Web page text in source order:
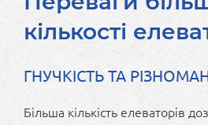
кількості
ГНУЧКІСТЬ ТА
Більша кількість елеваторів